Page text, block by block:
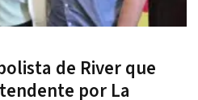
de River que
por La